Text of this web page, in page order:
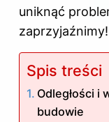
uniknąć
zaprzyjaźnimy!
Spis treści
Odległości i
budowie